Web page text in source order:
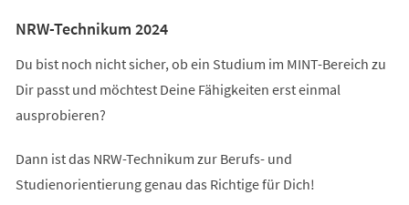
NRW-Technikum 2024
Du bist noch nicht sicher, ob ein Studium im MINT-Bereich zu
Dir passt und möchtest Deine Fähigkeiten erst einmal
ausprobieren?
Dann ist das NRW-Technikum zur Berufs- und
Studienorientierung genau das Richtige für Dich!